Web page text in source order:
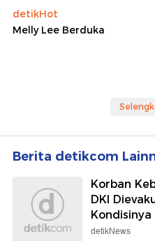
detikHot
Melly Lee Berduka
Berita detikcom
Korban
DKI
Kondisinya
detikNews